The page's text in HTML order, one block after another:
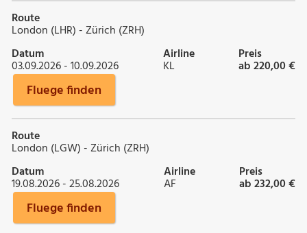
Route
London (LHR) - Zürich (ZRH)
Datum
03.09.2026 - 10.09.2026
Airline
KL
Preis
ab 220,00 €
Fluege finden
Route
London (LGW) - Zürich (ZRH)
Datum
19.08.2026 - 25.08.2026
Airline
AF
Preis
ab 232,00 €
Fluege finden